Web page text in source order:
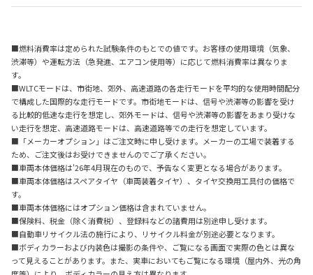
■燃料消費率は定められた試験条件のもとでの値です。お客様の使用環境（気象、
渋滞等）や運転方法（急発進、エアコン使用等）に応じて燃料消費率は異なりま
す。
■WLTCモードは、市街地、郊外、高速道路の各走行モードを平均的な使用時間配分
で構成した国際的な走行モードです。市街地モードは、信号や渋滞等の影響を受け
る比較的低速な走行を想定し、郊外モードは、信号や渋滞等の影響をあまり受けな
い走行を想定、高速道路モードは、高速道路等での走行を想定しています。
■「メーカーオプション」はご注文時に申し受けます。メーカーの工場で装着する
ため、ご注文後はお受けできませんのでご了承ください。
■車両本体価格は'26年4月現在のもので、予告なく変更となる場合があります。
■車両本体価格はスペアタイヤ（車両装着タイヤ）、タイヤ交換用工具付の価格で
す。
■車両本体価格にはオプション価格は含まれていません。
■保険料、税金（除く消費税）、登録料などの諸費用は別途申し受けます。
■自動車リサイクル法の施行により、リサイクル料金が別途必要となります。
■ボディカラーおよび内装色は撮影の条件や、ご覧になる画面で実際の色とは異な
って見えることがあります。また、実車においてもご覧になる環境（屋内外、光の角